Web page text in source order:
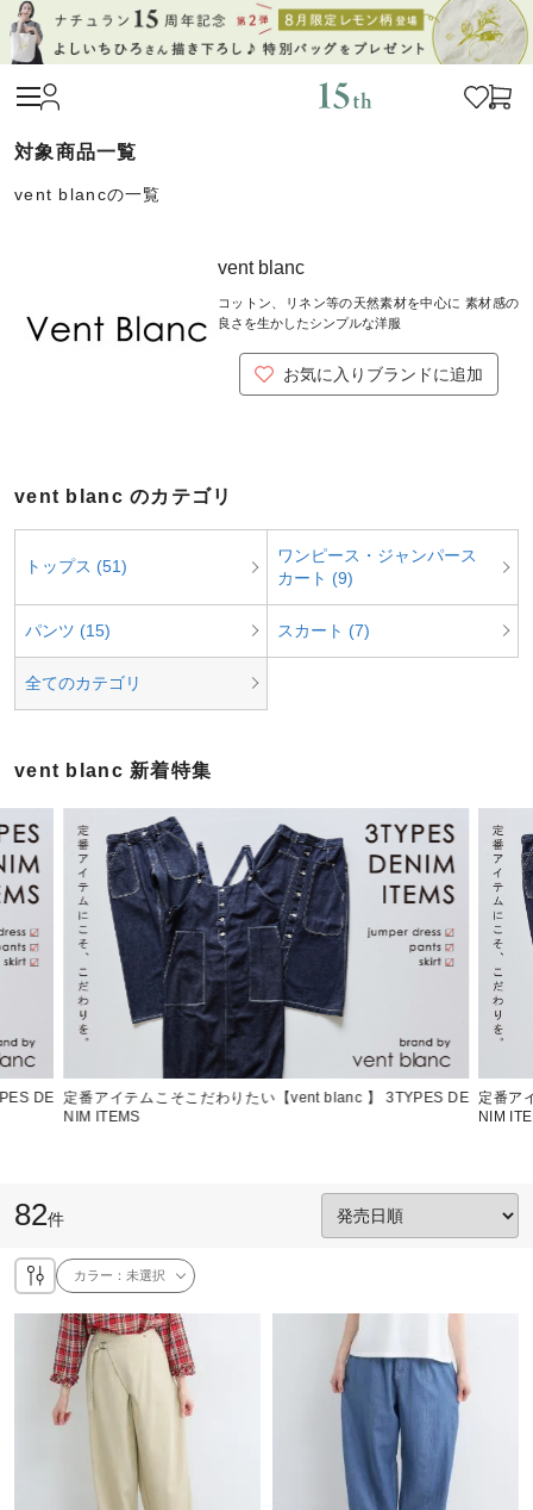
vent blancの一覧
vent blanc
コットン、リネン等の天然素材を中心に 素材感の
良さを生かしたシンプルな洋服
お気に入りブランドに追加
vent blanc のカテゴリ
トップス (51)
ワンピース・ジャンパース
カート (9)
パンツ (15) スカート (7)
全てのカテゴリ
vent blanc 新着特集
DE
定番アイテムこそこだわりたい【vent blanc 】 3TYPES DE
NIM ITEMS
定番ア
NIM
82件
カラー：未選択